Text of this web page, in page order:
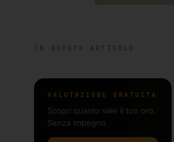
IN QUESTO ARTICOLO
VALUTAZIONE GRATUITA
Scopri quanto vale il tuo oro.
Senza impegno.